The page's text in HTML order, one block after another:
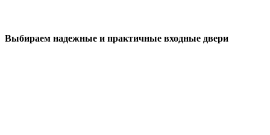
Выбираем надежные и практичные входные двери